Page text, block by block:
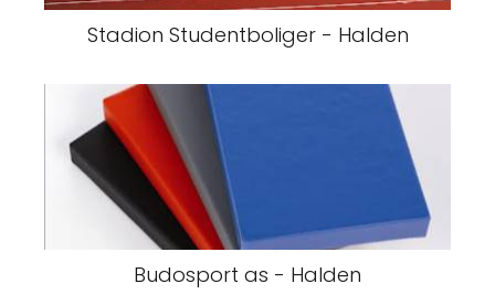
Stadion Studentboliger - Halden
Budosport as - Halden